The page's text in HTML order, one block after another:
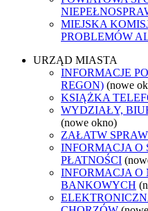
MIEJSKA
PROBLEMÓW
URZĄD MIASTA
INFORMACJE
REGON) (nowe
KSIĄŻKA
WYDZIAŁY,
(nowe okno)
ZAŁATW
INFORMACJA O
PŁATNOŚCI
INFORMACJA
BANKOWYCH